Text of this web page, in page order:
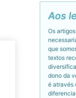
Aos
Os
que
textos
dono da
é através